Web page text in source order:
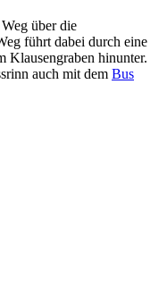
über die
führt dabei durch eine
Klausengraben hinunter.
auch mit dem Bus